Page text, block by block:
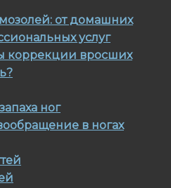
от домашних
услуг
коррекции вросших
ног
в ногах